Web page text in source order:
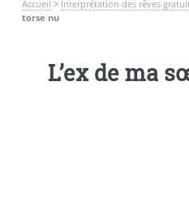
Accueil > Interprétation des rêves
torse nu
L’ex de ma